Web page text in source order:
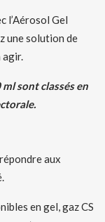
l’Aérosol Gel
une solution de
agir.
sont classés en
aux
en gel, gaz CS